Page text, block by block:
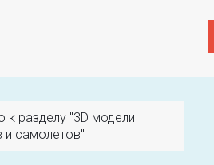
к разделу "3D модели
и самолетов"